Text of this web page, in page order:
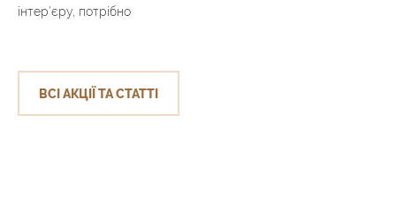
інтер’єру, потрібно
ВСІ АКЦІЇ ТА СТАТТІ